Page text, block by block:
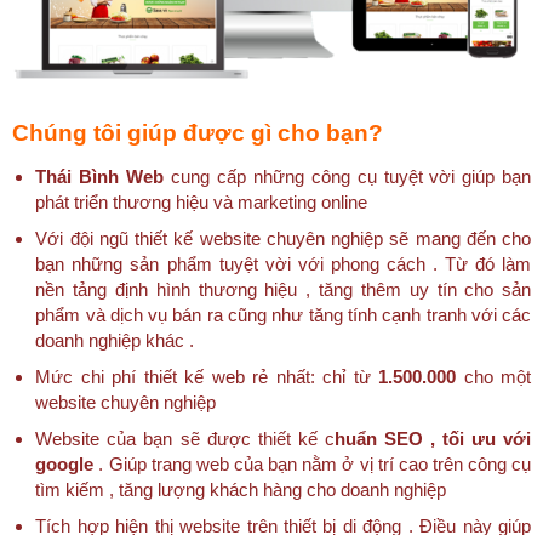
Chúng tôi giúp được gì cho bạn?
Thái Bình Web cung cấp những công cụ tuyệt vời giúp bạn
phát triển thương hiệu và marketing online
Với đội ngũ thiết kế website chuyên nghiệp sẽ mang đến cho
bạn những sản phẩm tuyệt vời với phong cách . Từ đó làm
nền tảng định hình thương hiệu , tăng thêm uy tín cho sản
phẩm và dịch vụ bán ra cũng như tăng tính cạnh tranh với các
doanh nghiệp khác .
Mức chi phí thiết kế web rẻ nhất: chỉ từ 1.500.000 cho một
website chuyên nghiệp
Website của bạn sẽ được thiết kế chuẩn SEO , tối ưu với
google . Giúp trang web của bạn nằm ở vị trí cao trên công cụ
tìm kiếm , tăng lượng khách hàng cho doanh nghiệp
Tích hợp hiện thị website trên thiết bị di động . Điều này giúp